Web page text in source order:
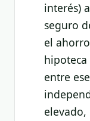
interés)
seguro
el
entre